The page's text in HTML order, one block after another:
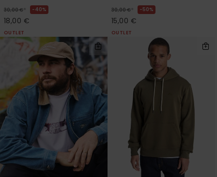
30,00 € * 40%
18,00 €
OUTLET
30,00 € * 50%
15,00 €
OUTLET